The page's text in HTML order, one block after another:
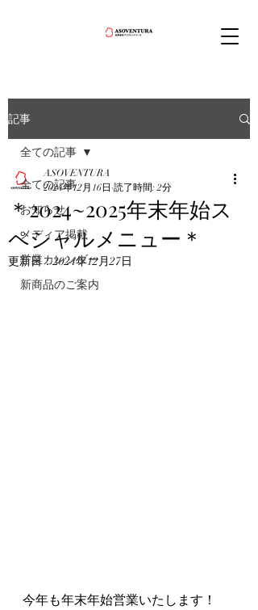
記事
全ての記事
お知らせ
メディア掲載
営業カレンダー
新商品のご案内
全ての記事
＊2024~2025年末年始ス
ペシャルメニュー＊
ASOVENTURA
2024年12月16日 読了時間: 2分
更新日：2024年12月27日
今年も年末年始営業いたします！